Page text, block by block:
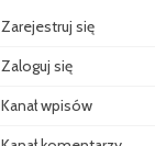
Zarejestruj się
Zaloguj się
Kanał wpisów